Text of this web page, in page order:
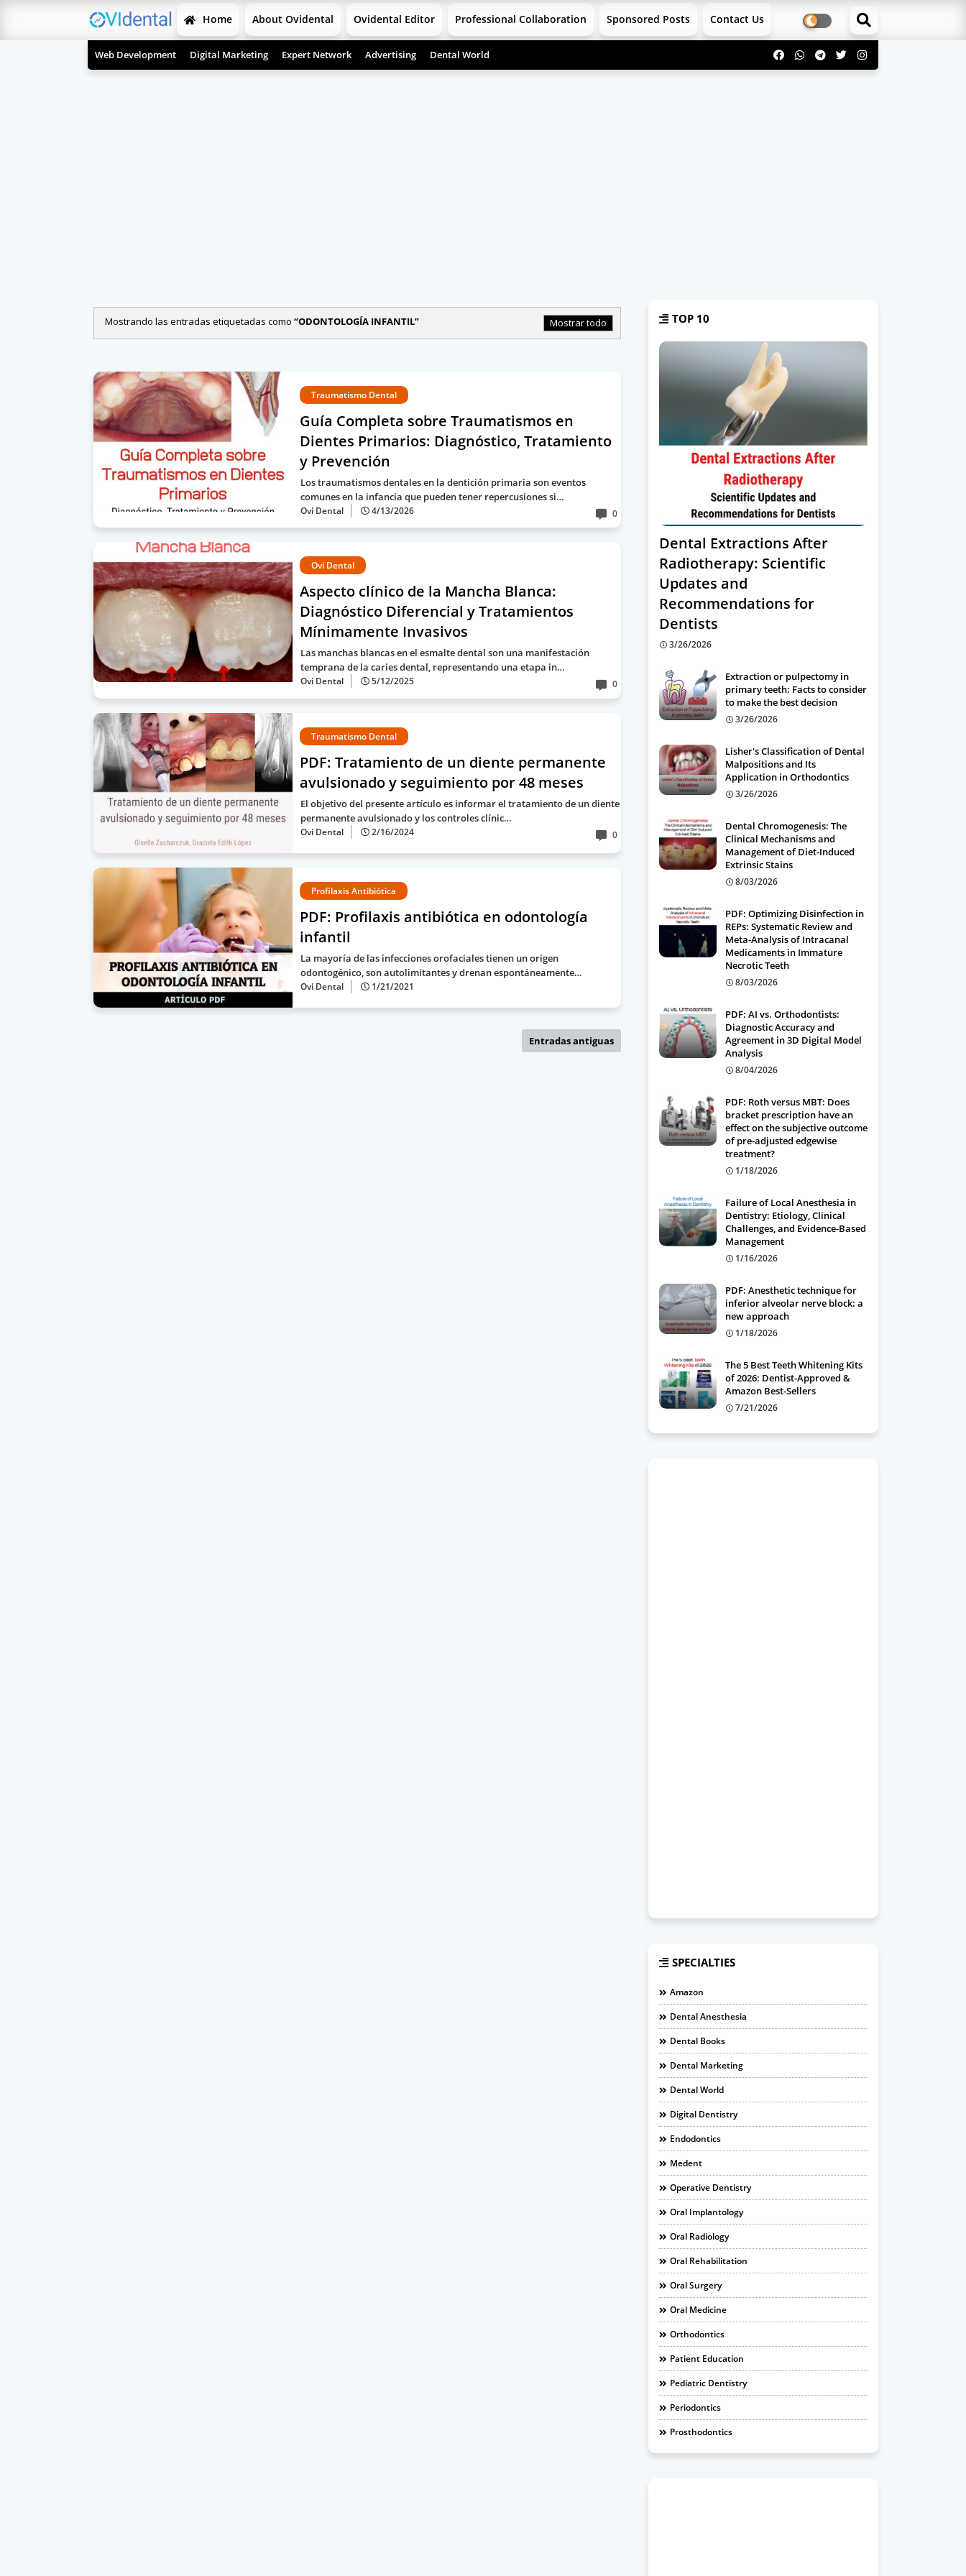
Home About Ovidental Ovidental Editor Professional Collaboration Sponsored Posts Contact Us
Web Development Digital Marketing Expert Network Advertising Dental World
Mostrando las entradas etiquetadas como ODONTOLOGÍA INFANTIL Mostrar todo
Traumatismo Dental
Guía Completa sobre Traumatismos en
Dientes Primarios: Diagnóstico, Tratamiento
y Prevención
Los traumatismos dentales en la dentición primaria son eventos
comunes en la infancia que pueden tener repercusiones si…
Ovi Dental 4/13/2026 0
Ovi Dental
Aspecto clínico de la Mancha Blanca:
Diagnóstico Diferencial y Tratamientos
Mínimamente Invasivos
Las manchas blancas en el esmalte dental son una manifestación
temprana de la caries dental, representando una etapa in…
Ovi Dental 5/12/2025 0
Traumatismo Dental
PDF: Tratamiento de un diente permanente
avulsionado y seguimiento por 48 meses
El objetivo del presente artículo es informar el tratamiento de un diente
permanente avulsionado y los controles clínic…
Ovi Dental 2/16/2024 0
Profilaxis Antibiótica
PDF: Profilaxis antibiótica en odontología
infantil
La mayoría de las infecciones orofaciales tienen un origen
odontogénico, son autolimitantes y drenan espontáneamente…
Ovi Dental 1/21/2021
Entradas antiguas
TOP 10
Dental Extractions After
Radiotherapy: Scientific
Updates and
Recommendations for
Dentists
3/26/2026
Extraction or pulpectomy in
primary teeth: Facts to consider
to make the best decision
3/26/2026
Lisher's Classification of Dental
Malpositions and Its
Application in Orthodontics
3/26/2026
Dental Chromogenesis: The
Clinical Mechanisms and
Management of Diet-Induced
Extrinsic Stains
8/03/2026
PDF: Optimizing Disinfection in
REPs: Systematic Review and
Meta-Analysis of Intracanal
Medicaments in Immature
Necrotic Teeth
8/03/2026
PDF: AI vs. Orthodontists:
Diagnostic Accuracy and
Agreement in 3D Digital Model
Analysis
8/04/2026
PDF: Roth versus MBT: Does
bracket prescription have an
effect on the subjective outcome
of pre-adjusted edgewise
treatment?
1/18/2026
Failure of Local Anesthesia in
Dentistry: Etiology, Clinical
Challenges, and Evidence-Based
Management
1/16/2026
PDF: Anesthetic technique for
inferior alveolar nerve block: a
new approach
1/18/2026
The 5 Best Teeth Whitening Kits
of 2026: Dentist-Approved &
Amazon Best-Sellers
7/21/2026
SPECIALTIES
Amazon
Dental Anesthesia
Dental Books
Dental Marketing
Dental World
Digital Dentistry
Endodontics
Medent
Operative Dentistry
Oral Implantology
Oral Radiology
Oral Rehabilitation
Oral Surgery
Oral Medicine
Orthodontics
Patient Education
Pediatric Dentistry
Periodontics
Prosthodontics